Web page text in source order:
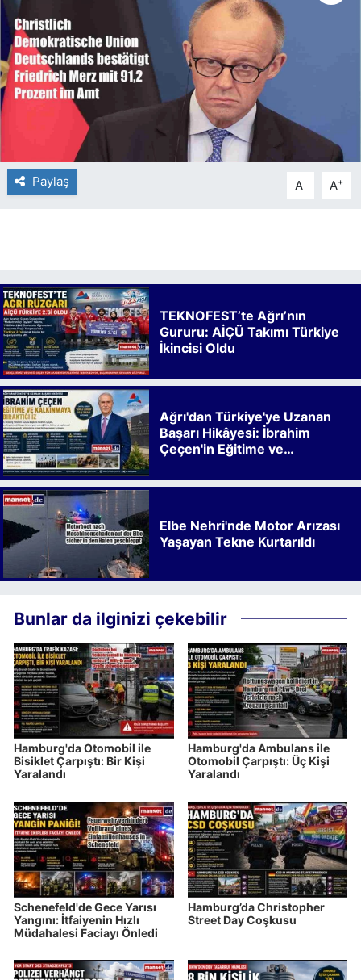
Paylaş A- A+
TEKNOFEST’te Ağrı’nın
Gururu: AİÇÜ Takımı Türkiye
İkincisi Oldu
Ağrı'dan Türkiye'ye Uzanan
Başarı Hikâyesi: İbrahim
Çeçen'in Eğitime ve
Elbe Nehri'nde Motor Arızası
Yaşayan Tekne Kurtarıldı
Bunlar da ilginizi çekebilir
Hamburg'da Otomobil ile
Bisiklet Çarpıştı: Bir Kişi
Yaralandı
Hamburg'da Ambulans ile
Otomobil Çarpıştı: Üç Kişi
Yaralandı
Schenefeld'de Gece Yarısı
Yangını: İtfaiyenin Hızlı
Müdahalesi Faciayı Önledi
Hamburg’da Christopher
Street Day Coşkusu